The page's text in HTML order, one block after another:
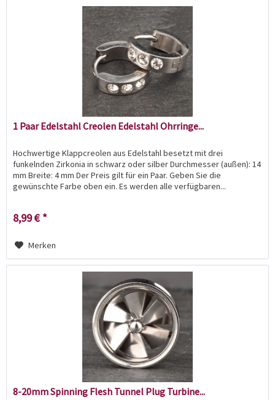
1 Paar Edelstahl Creolen Edelstahl Ohrringe...
Hochwertige Klappcreolen aus Edelstahl besetzt mit drei
funkelnden Zirkonia in schwarz oder silber Durchmesser (außen): 14
mm Breite: 4 mm Der Preis gilt für ein Paar. Geben Sie die
gewünschte Farbe oben ein. Es werden alle verfügbaren...
8,99 € *
Merken
8-20mm Spinning Flesh Tunnel Plug Turbine...